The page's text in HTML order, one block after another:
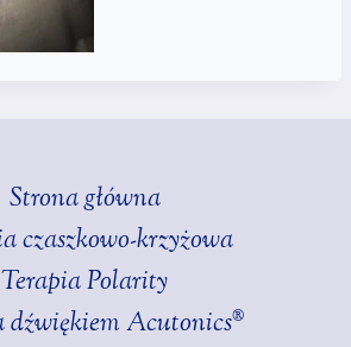
Strona główna
czaszkowo-krzyżowa
Terapia Polarity
dźwiękiem Acutonics®